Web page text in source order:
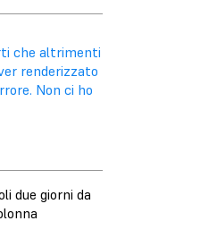
che altrimenti
renderizzato
Non ci ho
due giorni da